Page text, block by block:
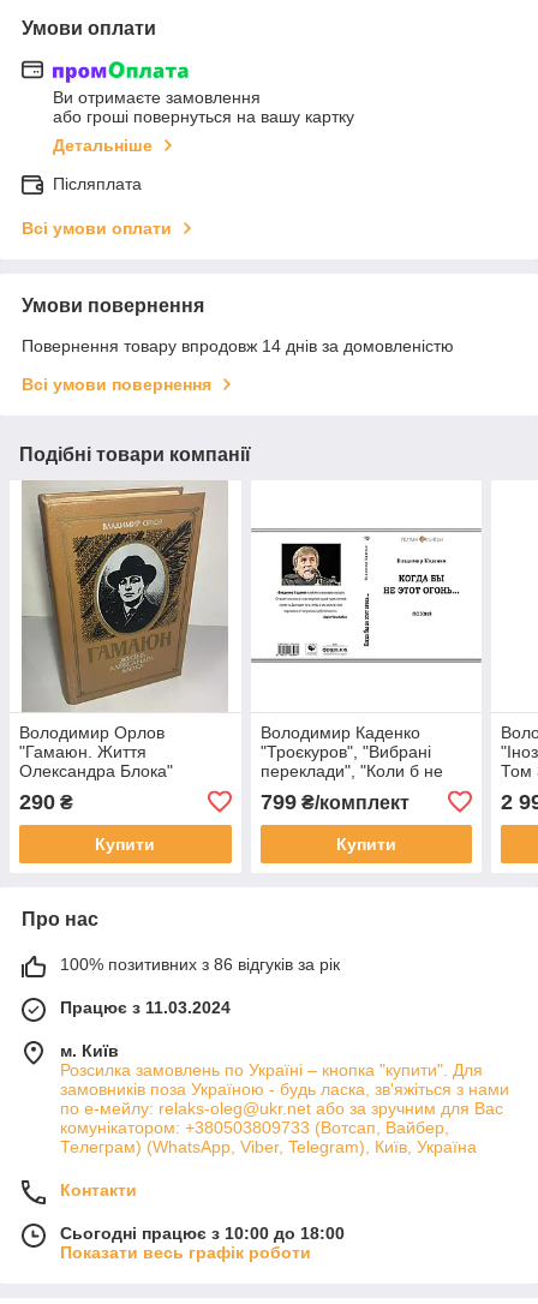
Умови оплати
Ви отримаєте замовлення
або гроші повернуться на вашу картку
Детальніше
Післяплата
Всі умови оплати
Умови повернення
Повернення товару впродовж 14 днів за домовленістю
Всі умови повернення
Подібні товари компанії
Володимир Орлов
"Гамаюн. Життя
Олександра Блока"
290 ₴
Купити
Володимир Каденко
"Троєкуров", "Вибрані
переклади", "Коли б не
799₴/комплект
Купити
Том
2
Про нас
100% позитивних з 86 відгуків за рік
Працює з 11.03.2024
м. Київ
Розсилка замовлень по Україні – кнопка "купити". Для
замовників поза Україною - будь ласка, зв'яжіться з нами
по е-мейлу: relaks-oleg@ukr.net або за зручним для Вас
комунікатором: +380503809733 (Вотсап, Вайбер,
Телеграм) (WhatsApp, Viber, Telegram), Київ, Україна
Контакти
Сьогодні працює з 10:00 до 18:00
Показати весь графік роботи